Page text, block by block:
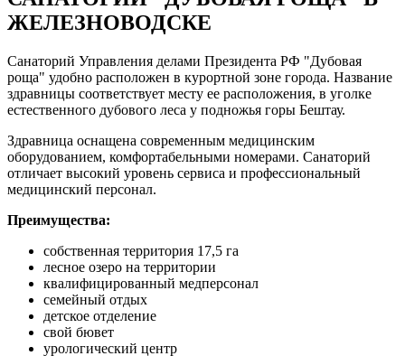
ЖЕЛЕЗНОВОДСКЕ
Санаторий Управления делами Президента РФ "Дубовая
роща" удобно расположен в курортной зоне города. Название
здравницы соответствует месту ее расположения, в уголке
естественного дубового леса у подножья горы Бештау.
Здравница оснащена современным медицинским
оборудованием, комфортабельными номерами. Санаторий
отличает высокий уровень сервиса и профессиональный
медицинский персонал.
Преимущества:
собственная территория 17,5 га
лесное озеро на территории
квалифицированный медперсонал
семейный отдых
детское отделение
свой бювет
урологический центр